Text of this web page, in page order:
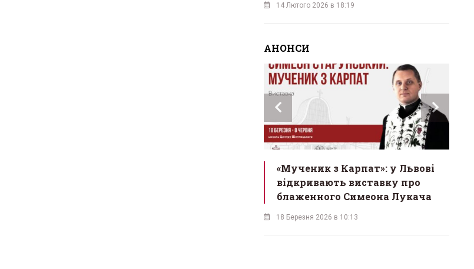
14 Лютого 2026 в 18:19
АНОНСИ
«Мученик з Карпат»: у Львові
відкривають виставку про
блаженного Симеона Лукача
18 Березня 2026 в 10:13